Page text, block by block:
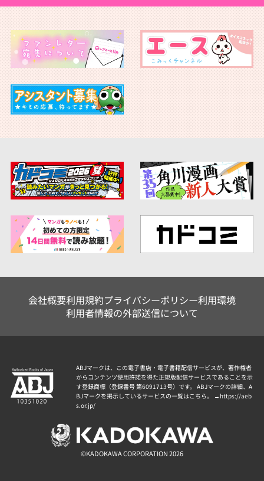
会社概要利用規約プライバシーポリシー利用環境
利用者情報の外部送信について
ABJマークは、この電子書店・電子書籍配信サービスが、著作権者
からコンテンツ使用許諾を得た正規版配信サービスであることを示
す登録商標（登録番号 第6091713号）です。 ABJマークの詳細、A
BJマークを掲示しているサービスの一覧はこちら。 → https://aeb
s.or.jp/
©KADOKAWA CORPORATION 2026